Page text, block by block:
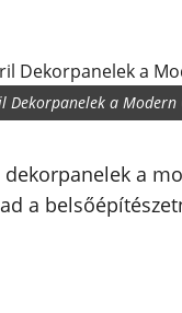
Dekorpanelek a
dekorpanelek a
a